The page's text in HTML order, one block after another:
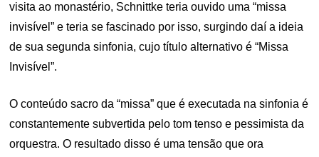
visita ao monastério, Schnittke teria ouvido uma “missa
invisível” e teria se fascinado por isso, surgindo daí a ideia
de sua segunda sinfonia, cujo título alternativo é “Missa
Invisível”.
O conteúdo sacro da “missa” que é executada na sinfonia é
constantemente subvertida pelo tom tenso e pessimista da
orquestra. O resultado disso é uma tensão que ora